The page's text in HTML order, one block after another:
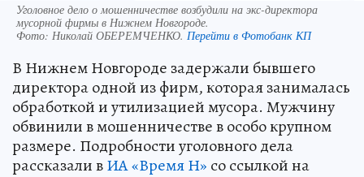
Уголовное дело о мошенничестве возбудили на экс-директора
мусорной фирмы в Нижнем Новгороде.
Фото: Николай ОБЕРЕМЧЕНКО. Перейти в Фотобанк КП
В Нижнем Новгороде задержали бывшего
директора одной из фирм, которая занималась
обработкой и утилизацией мусора. Мужчину
обвинили в мошенничестве в особо крупном
размере. Подробности уголовного дела
рассказали вИА «Время Н» со ссылкой на